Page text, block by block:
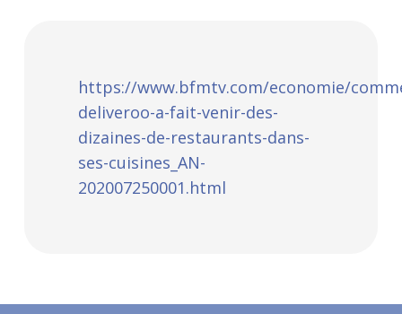
https://www.bfmtv.com/economie/
deliveroo-a-fait-venir-des-
dizaines-de-restaurants-dans-
ses-cuisines_AN-
202007250001.html